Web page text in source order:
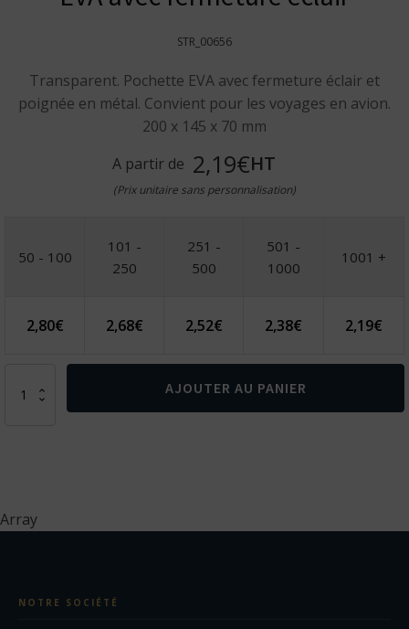
STR_00656
Transparent. Pochette EVA avec fermeture éclair et
poignée en métal. Convient pour les voyages en avion.
200 x 145 x 70 mm
A partir de 2,19€HT
(Prix unitaire sans personnalisation)
50 - 100
101 -
250
251 -
500
501 -
1000
1001 +
2,80€ 2,68€ 2,52€ 2,38€ 2,19€
éclair
AJOUTER AU PANIER
Array
NOTRE SOCIÉTÉ